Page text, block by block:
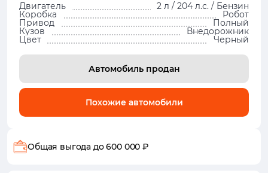
Двигатель 2 л / 204 л.с. / Бензин
Коробка Робот
Привод Полный
Кузов Внедорожник
Цвет Черный
Автомобиль продан
Похожие автомобили
Общая выгода до 600 000 ₽